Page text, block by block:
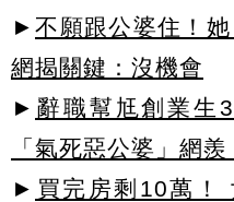
► 不願跟公婆住！
網揭關鍵：沒機會
► 辭職幫尪創業生
「氣死惡公婆」網
► 買完房剩10萬！